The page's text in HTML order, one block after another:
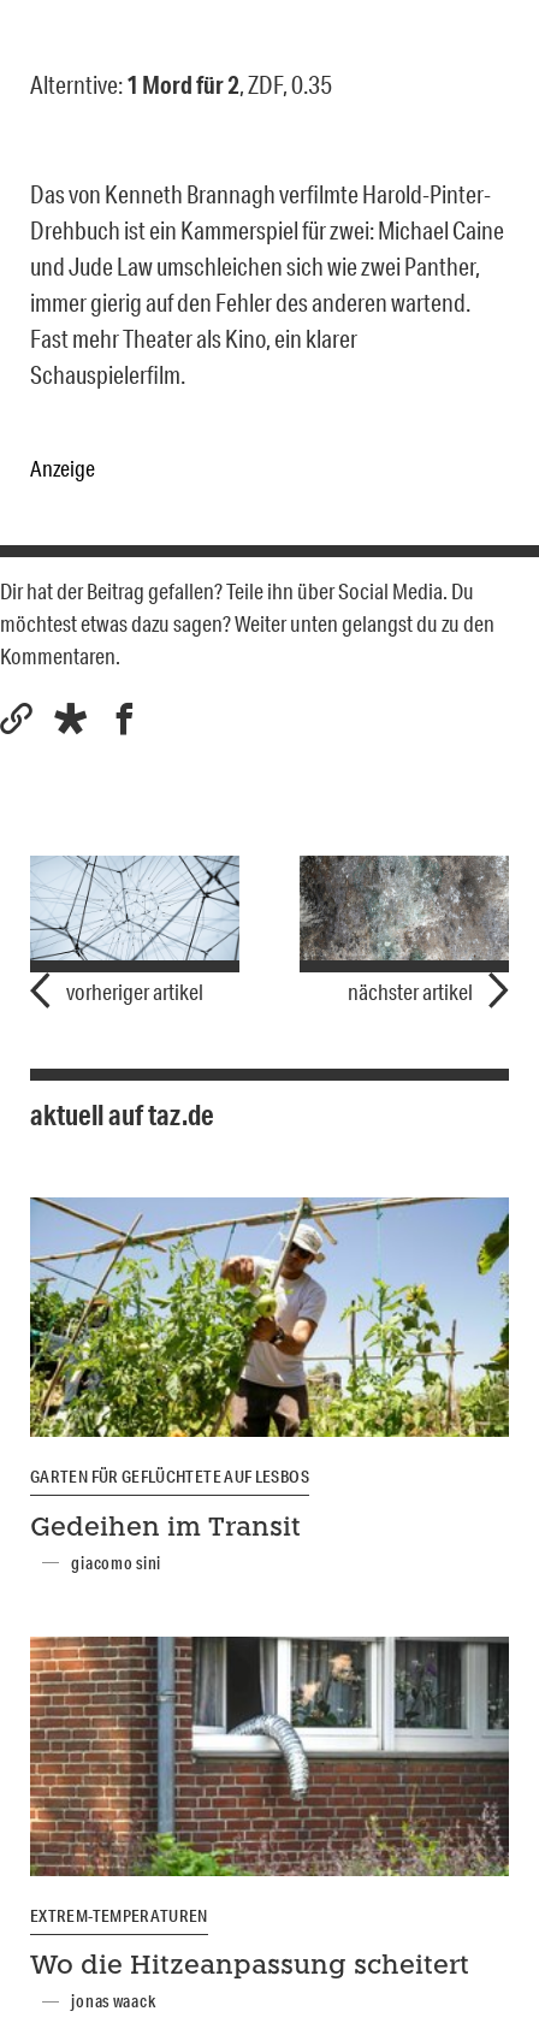
Alterntive:1 Mord für 2, ZDF, 0.35
Das von Kenneth Brannagh verfilmte Harold-Pinter-
Drehbuch ist ein Kammerspiel für zwei: Michael Caine
und Jude Law umschleichen sich wie zwei Panther,
immer gierig auf den Fehler des anderen wartend.
Fast mehr Theater als Kino, ein klarer
Schauspielerfilm.
Anzeige
Dir hat der Beitrag gefallen? Teile ihn über Social Media. Du
möchtest etwas dazu sagen? Weiter unten gelangst du zu den
Kommentaren.
vorheriger artikel nächster artikel
aktuell auf taz.de
GARTEN FÜR GEFLÜCHTETE AUF LESBOS
Gedeihen im Transit
giacomo sini
EXTREM-TEMPERATUREN
Wo die Hitzeanpassung scheitert
jonas waack